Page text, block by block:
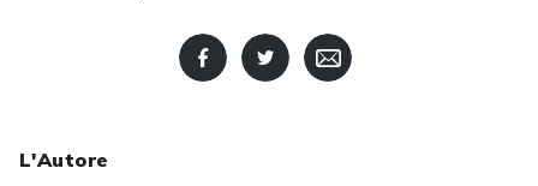
L'Autore